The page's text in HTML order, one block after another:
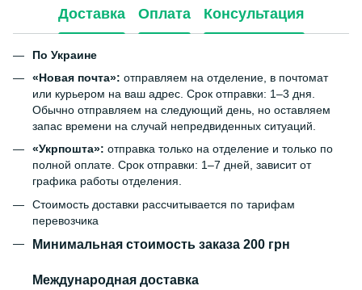
Доставка Оплата Консультация
По Украине
«Новая почта»: отправляем на отделение, в почтомат
или курьером на ваш адрес. Срок отправки: 1–3 дня.
Обычно отправляем на следующий день, но оставляем
запас времени на случай непредвиденных ситуаций.
«Укрпошта»: отправка только на отделение и только по
полной оплате. Срок отправки: 1–7 дней, зависит от
графика работы отделения.
Стоимость доставки рассчитывается по тарифам
перевозчика
Минимальная стоимость заказа 200 грн
Международная доставка